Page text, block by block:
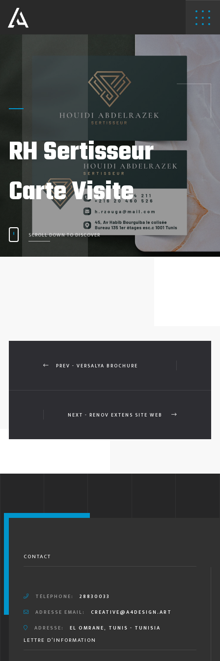
RH Sertisseur
Carte Visite
SCROLL DOWN TO DISCOVER
PREV - VERSALYA BROCHURE
NEXT - RENOV EXTENS SITE WEB
CONTACT
TÉLÉPHONE:
28830033
ADRESSE EMAIL:
CREATIVE@A4DESIGN.ART
ADRESSE:
EL OMRANE, TUNIS - TUNISIA
LETTRE D’INFORMATION